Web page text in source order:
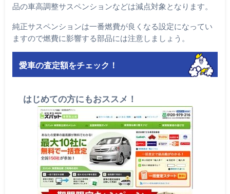
品の車高調整サスペンションなどは減点対象となります。
純正サスペンションは一番燃費が良くなる設定になってい
ますので燃費に影響する部品には注意しましょう。
愛車の査定額をチェック！
はじめての方にもおススメ！